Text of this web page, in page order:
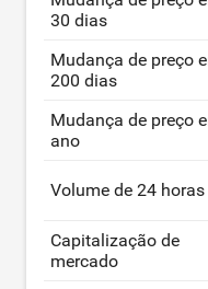
30 dias
Mudança de preço
200 dias
Mudança de preço
ano
Volume de 24 horas
Capitalização de
mercado